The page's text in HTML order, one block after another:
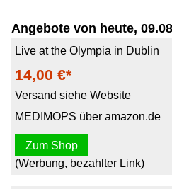
Angebote von heute,
Live at the Olympia in Dublin
14,00 €*
Versand siehe Website
MEDIMOPS über amazon.de
Zum Shop
(Werbung, bezahlter Link)